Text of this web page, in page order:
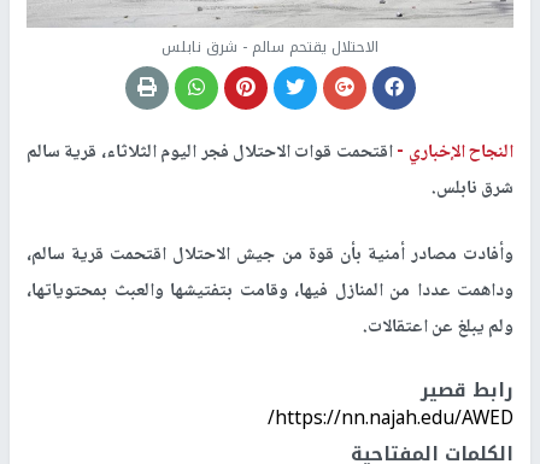
الاحتلال يقتحم سالم - شرق نابلس
النجاح الإخباري -اقتحمت قوات الاحتلال فجر اليوم الثلاثاء، قرية سالم
شرق نابلس.
وأفادت مصادر أمنية بأن قوة من جيش الاحتلال اقتحمت قرية سالم،
وداهمت عددا من المنازل فيها، وقامت بتفتيشها والعبث بمحتوياتها،
ولم يبلغ عن اعتقالات.
رابط قصير
https://nn.najah.edu/AWED/
الكلمات المفتاحية